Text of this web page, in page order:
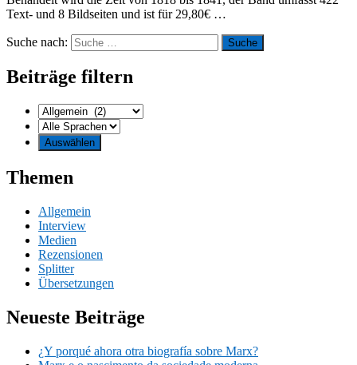
Text- und 8 Bildseiten und ist für 29,80€ …
Suche nach:
Beiträge filtern
Themen
Allgemein
Interview
Medien
Rezensionen
Splitter
Übersetzungen
Neueste Beiträge
¿Y porqué ahora otra biografía sobre Marx?